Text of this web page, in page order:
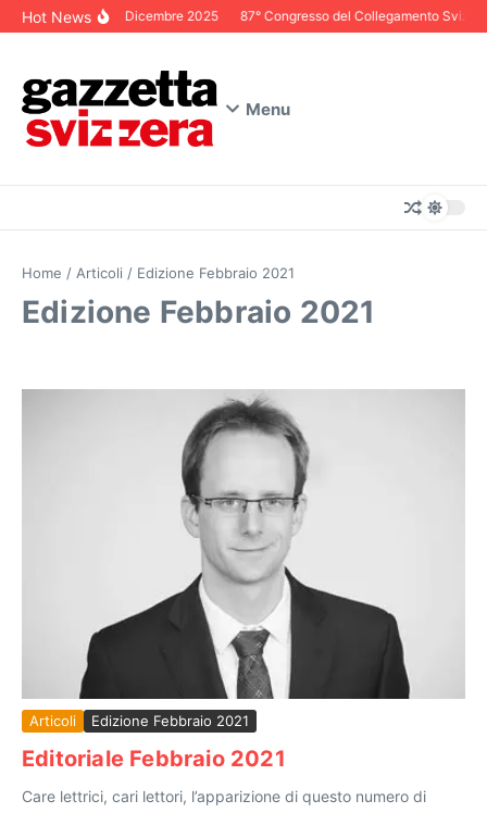
Salta al contenuto
Hot News
Editoriale Dicembre 2025 87° Congresso del Collegamento
Menu
Home / Articoli / Edizione Febbraio 2021
Edizione Febbraio 2021
Articoli Edizione Febbraio 2021
Editoriale Febbraio 2021
Care lettrici, cari lettori, l’apparizione di questo numero di